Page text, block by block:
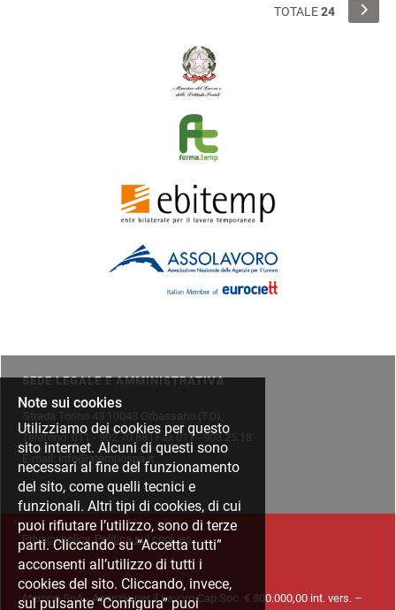
Dispone di: - 120 posti letto totali - camere
TOTALE24
SEDE LEGALE E AMMINISTRATIVA
Strada Torino 43 10043 Orbassano (TO)
Telefono: 011 - 902.70.88 | Fax 011 - 903.25.18
E-mail: info@atempospa.it
Privacy policy Politica sui cookies
Atempo SpA - Agenzia per il Lavoro Cap.Soc. € 800.000,00 int. vers. –
Note sui cookies
Utilizziamo dei cookies per questo
sito internet. Alcuni di questi sono
necessari al fine del funzionamento
del sito, come quelli tecnici e
funzionali. Altri tipi di cookies, di cui
puoi rifiutare l’utilizzo, sono di terze
parti. Cliccando su “Accetta tutti”
acconsenti all’utilizzo di tutti i
cookies del sito. Cliccando, invece,
sul pulsante “Configura” puoi